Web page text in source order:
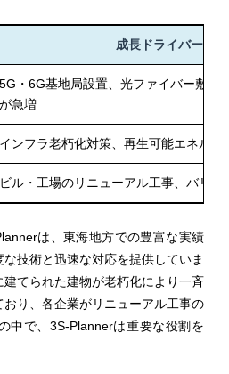
成長ドライバーと
5G・6G基地局設置、光ファイバー敷設
が急増
インフラ老朽化対策、再生可能エネルギ
ビル・工場のリニューアル工事、バリ
は、東海地方での豊富な実績
技術と迅速な対応を提供していま
てられた建物が老朽化により一斉
り、各企業がリニューアル工事の
中で、3S-Plannerは重要な役割を